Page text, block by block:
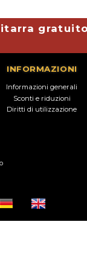
INFORMAZIONI
Informazioni generali
Sconti e riduzioni
Diritti di utilizzazione